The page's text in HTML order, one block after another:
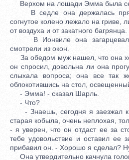
Верхом на лошади Эмма была
В седле она держалась
согнутое колено лежало на гриве,
от воздуха и от закатного багрянца.
В Ионвиле она
смотрели из окон.
За обедом муж нашел, что она
он спросил, довольна ли она
слыхала вопроса; она все так
облокотившись на стол,
- Эмма! - сказал Шарль.
- Что?
- Знаешь, сегодня я заезжал к
старая кобыла, очень неплохая,
- я уверен, что он отдаст ее за
тебе удовольствие и оставил ее
прибавил он. - Хорошо я сделал?
Она утвердительно качнула